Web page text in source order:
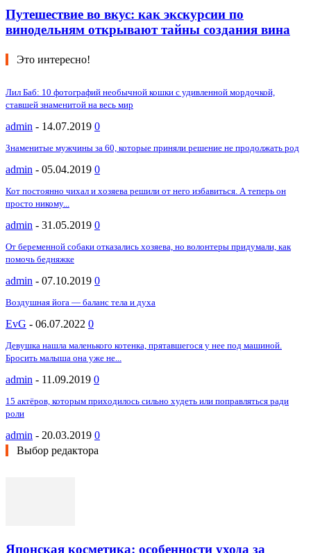
Путешествие во вкус: как экскурсии по
винодельням открывают тайны создания вина
Это интересно!
Лил Баб: 10 фотографий необычной кошки с удивленной мордочкой,
ставшей знаменитой на весь мир
admin - 14.07.2019 0
Знаменитые мужчины за 60, которые приняли решение не продолжать род
admin - 05.04.2019 0
Кот постоянно чихал и хозяева решили от него избавиться. А теперь он
просто никому...
admin - 31.05.2019 0
От беременной собаки отказались хозяева, но волонтеры придумали, как
помочь бедняжке
admin - 07.10.2019 0
Воздушная йога — баланс тела и духа
EvG - 06.07.2022 0
Девушка нашла маленького котенка, прятавшегося у нее под машиной.
Бросить малыша она уже не...
admin - 11.09.2019 0
15 актёров, которым приходилось сильно худеть или поправляться ради
роли
admin - 20.03.2019 0
Выбор редактора
Японская косметика: особенности ухода за